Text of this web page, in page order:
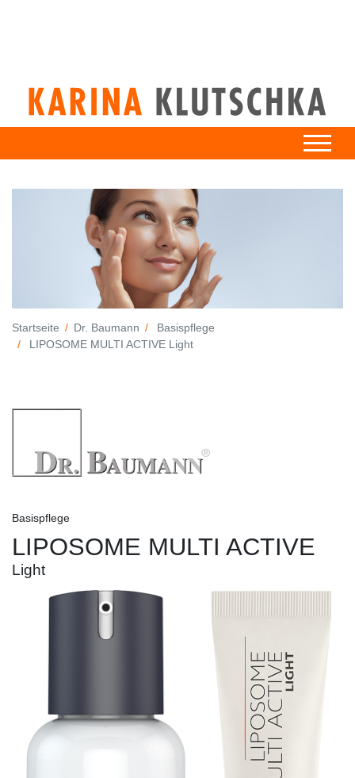
Startseite Dr. Baumann
Basispflege
LIPOSOME MULTI ACTIVE Light
Basispflege
LIPOSOME MULTI ACTIVE
Light